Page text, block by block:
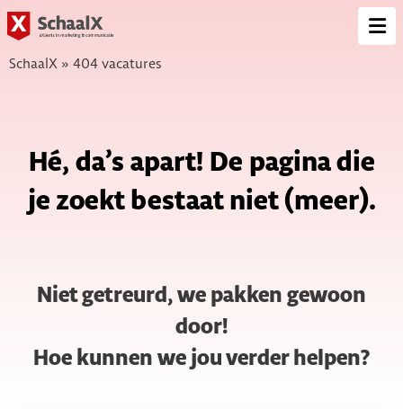
SchaalX » 404 vacatures
Hé, da’s apart! De pagina die
je zoekt bestaat niet (meer).
Niet getreurd, we pakken gewoon
door!
Hoe kunnen we jou verder helpen?